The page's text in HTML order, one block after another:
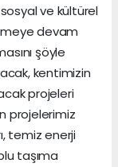
ve kültürel
devam
şöyle
kentimizin
projeleri
projelerimiz
temiz enerji
taşıma